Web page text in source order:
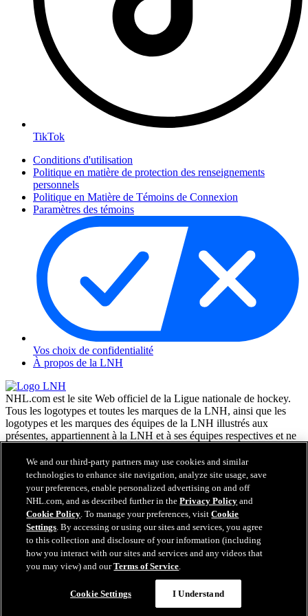
TikTok
Conditions d'utilisation
Politique en matière de protection des renseignements
personnels
Politique en Matière de Témoins de Connexion
Paramètres des témoins
Vos choix de confidentialité
À propos de la LNH
NHL.com est le site Web officiel de la Ligue nationale de hockey.
Tous les logotypes et toutes les marques de la LNH, ainsi que les
logotypes et les marques des équipes de la LNH illustrés aux
présentes, appartiennent à la LNH et à ses équipes respectives et ne
Enterprises, L.P. © LNH 2026. Tous droits réservés. Tous les
chandails d'équipe de la LNH personnalisés avec les noms des
joueurs de la LNH et leurs numéros sont officiellement sous license
de la LNH et de l'AJLNH. Le mot servant de marque Zamboni et la
configuration de la surfaceuse Zamboni sont des marques de
commerce déposées de Frank J. Zamboni & Co., Inc. © Frank J.
Zamboni & Co., Inc. 2026. Tous droits réservés. Toute autre marque
déposée ou tout droit d'auteur d'une tierce partie sont la propriété de
leurs auteurs respectifs. Tous droits réservés.
We and our third-party partners may use cookies and similar
technologies to enhance site navigation, analyze site usage, save
your preferences, enable personalized advertising on and off
NHL.com, and as described further in thePrivacy Policy and
Cookie Policy. To manage your preferences, visitCookie
Settings. By accessing or using our sites and services, you agree
to this collection and disclosure of your information (including
how you interact with our sites and services and any videos that
you may view) and ourTerms of Service.
Cookie Settings I Understand